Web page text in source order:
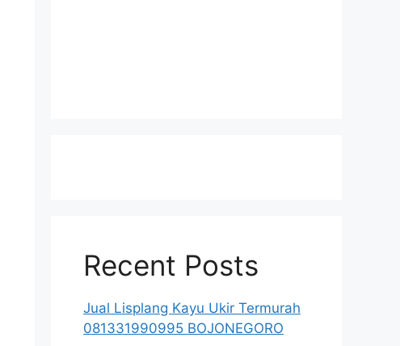
Recent Posts
Jual Lisplang Kayu Ukir Termurah
081331990995 BOJONEGORO